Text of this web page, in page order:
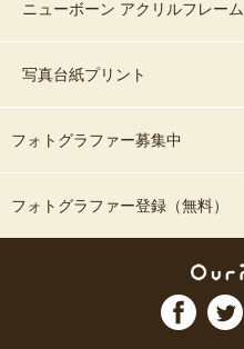
ニューボーン アクリルフレーム
写真台紙プリント
フォトグラファー募集中
フォトグラファー登録（無料）